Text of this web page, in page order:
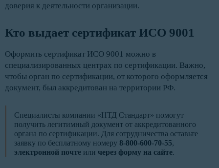
доверия к деятельности организации.
Кто выдает сертификат ИСО 9001
Оформить сертификат ИСО 9001 можно в
специализированных центрах по сертификации. Важно,
чтобы орган по сертификации, от которого оформляется
документ, был аккредитован на территории РФ.
Специалисты компании «НТД Стандарт» помогут
получить легитимный документ от аккредитованного
органа по сертификации. Для сотрудничества оставьте
заявку по бесплатному номеру 8-800-600-70-55,
электронной почте или через форму на сайте.